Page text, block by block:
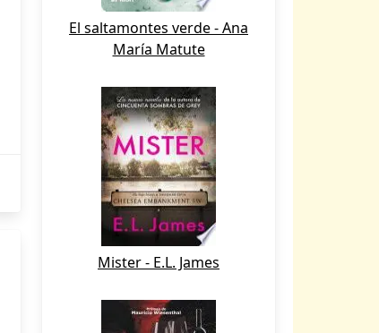
El saltamontes verde - Ana
María Matute
Mister - E.L. James